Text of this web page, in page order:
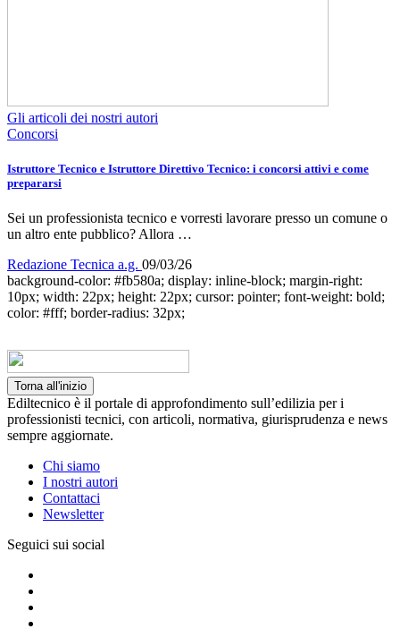
Gli articoli dei nostri autori
Concorsi
Istruttore Tecnico e Istruttore Direttivo Tecnico: i concorsi attivi e come
prepararsi
Sei un professionista tecnico e vorresti lavorare presso un comune o
un altro ente pubblico? Allora …
Redazione Tecnica a.g. 09/03/26
background-color: #fb580a; display: inline-block; margin-right:
10px; width: 22px; height: 22px; cursor: pointer; font-weight: bold;
color: #fff; border-radius: 32px;
Torna all'inizio
Ediltecnico è il portale di approfondimento sull’edilizia per i
professionisti tecnici, con articoli, normativa, giurisprudenza e news
sempre aggiornate.
Chi siamo
I nostri autori
Contattaci
Newsletter
Seguici sui social